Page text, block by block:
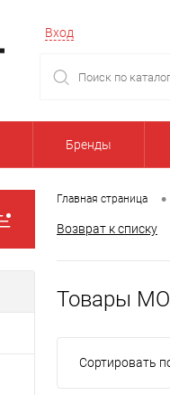
Вход
Бренды
Главная страница •
Возврат к списку
Товары
Сортировать